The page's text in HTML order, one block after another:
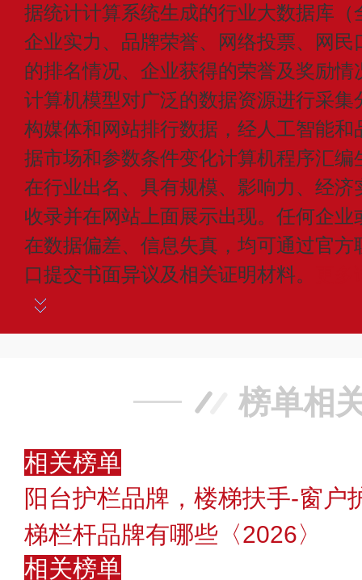
据统计计算系统生成的行业大数据库
企业实力、品牌荣誉、网络投票、网
的排名情况、企业获得的荣誉及奖励
计算机模型对广泛的数据资源进行采
构媒体和网站排行数据，经人工智能
据市场和参数条件变化计算机程序汇
在行业出名、具有规模、影响力、经
收录并在网站上面展示出现。任何企
在数据偏差、信息失真，均可通过官
口提交书面异议及相关证明材料。
榜单相
相关榜单
阳台护栏品牌，楼梯扶手-窗户
梯栏杆品牌有哪些〈2026〉
相关榜单